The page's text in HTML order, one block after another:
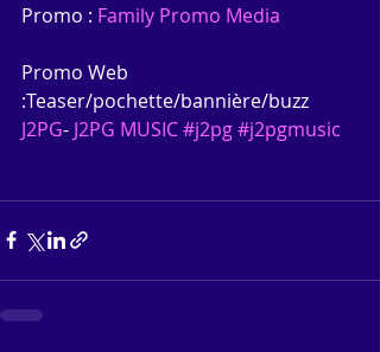
Promo : Family Promo Media
Promo Web
:Teaser/pochette/bannière/buzz
J2PG- J2PG MUSIC#j2pg#j2pgmusic